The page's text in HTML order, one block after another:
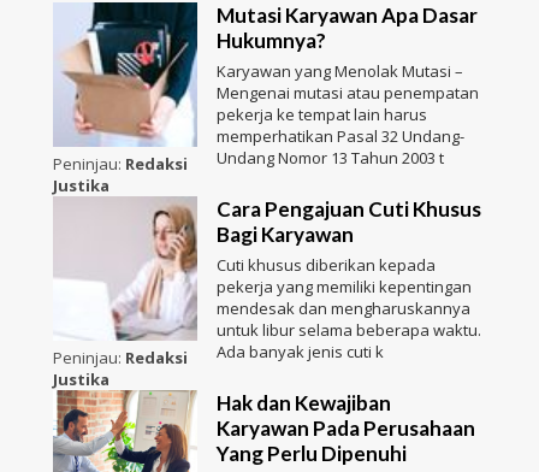
Peninjau: Redaksi
Justika
Mutasi Karyawan Apa Dasar
Hukumnya?
Karyawan yang Menolak Mutasi –
Mengenai mutasi atau penempatan
pekerja ke tempat lain harus
memperhatikan Pasal 32 Undang-
Undang Nomor 13 Tahun 2003 t
Peninjau: Redaksi
Justika
Cara Pengajuan Cuti Khusus
Bagi Karyawan
Cuti khusus diberikan kepada
pekerja yang memiliki kepentingan
mendesak dan mengharuskannya
untuk libur selama beberapa waktu.
Ada banyak jenis cuti k
Hak dan Kewajiban
Karyawan Pada Perusahaan
Yang Perlu Dipenuhi